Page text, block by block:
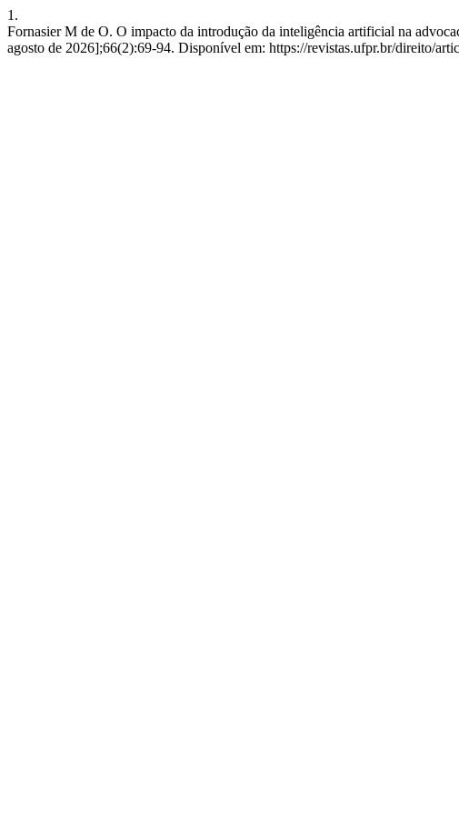
1.
Fornasier M de O. O impacto da introdução da inteligência artificial na
agosto de 2026];66(2):69-94. Disponível em: https://revistas.ufpr.br/direito/